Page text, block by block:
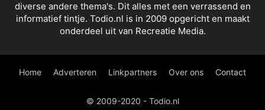
diverse andere thema's. Dit alles met een verrassend en
informatief tintje. Todio.nl is in 2009 opgericht en maakt
onderdeel uit van Recreatie Media.
Home Adverteren Linkpartners Over ons Contact
© 2009-2020 - Todio.nl